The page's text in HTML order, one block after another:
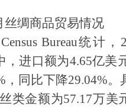
丝绸商品贸易情况
Bureau统计， 2
，进口额为4.65亿美
，同比下降29.04%。
丝类金额为57.17万美